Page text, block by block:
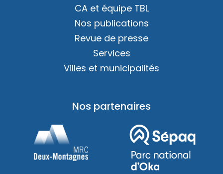
CA et équipe TBL
Nos publications
Revue de presse
Services
Villes et municipalités
Nos partenaires